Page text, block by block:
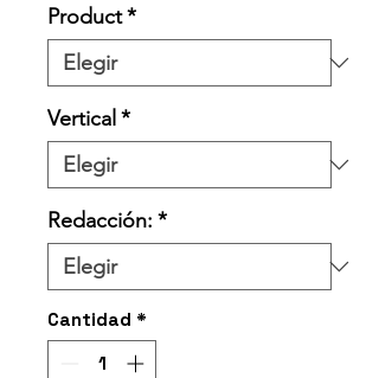
Product*
Vertical*
Redacción: *
Cantidad *